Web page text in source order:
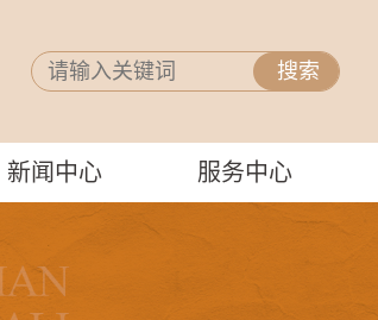
新闻中心 服务中心